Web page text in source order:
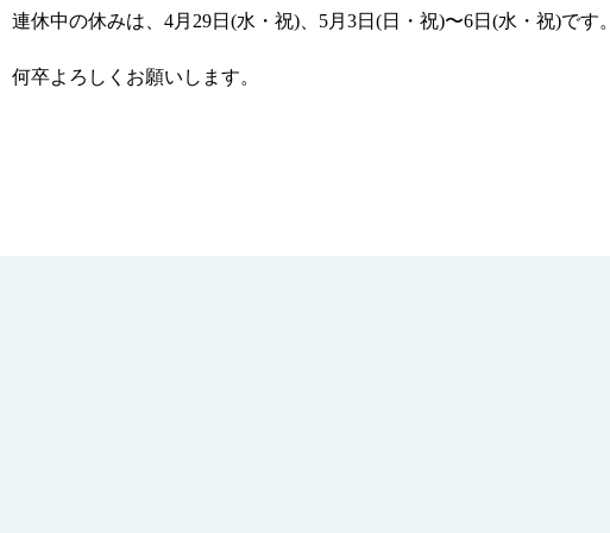
連休中の休みは、 4月29日(水・祝)、5月3日(日・祝)〜6日(水・祝)です。
何卒よろしくお願いします。